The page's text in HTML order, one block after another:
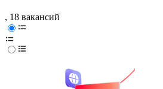
, 18 вакансий